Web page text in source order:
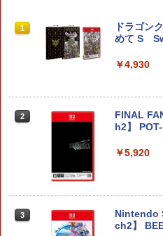
1
ドラゴン
めて S
￥4,930
2
FINAL
h2】
￥5,920
3
Nintendo
ch2】